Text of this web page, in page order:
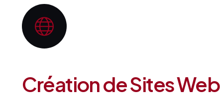
Création de Sites Web